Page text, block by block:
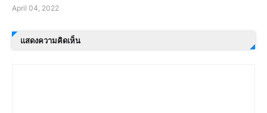
April 04, 2022
แสดงความคิดเห็น